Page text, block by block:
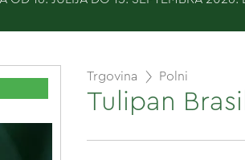
Trgovina Polni
Tulipan